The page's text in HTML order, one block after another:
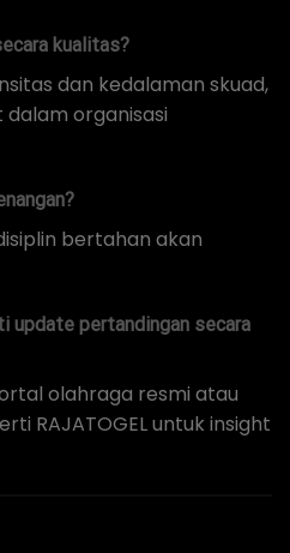
kualitas?
dan kedalaman skuad,
dalam organisasi
bertahan akan
update pertandingan secara
olahraga resmi atau
RAJATOGEL untuk insight